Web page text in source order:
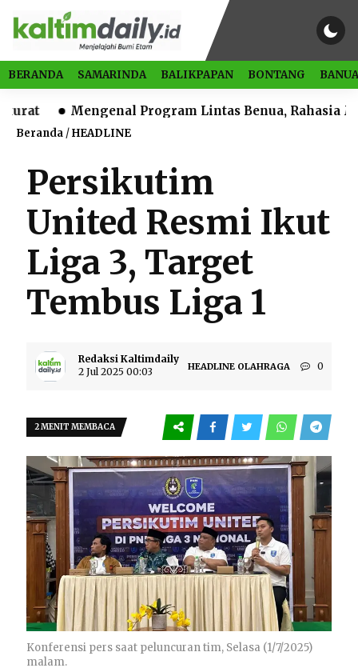
BERANDA SAMARINDA BALIKPAPAN BONTANG
Mengenal Program Lintas Benua, Rahasia Melek
Beranda /HEADLINE
Persikutim
United Resmi Ikut
Liga 3, Target
Tembus Liga 1
Redaksi Kaltimdaily
2 Jul 2025 00:03
HEADLINE OLAHRAGA 0
2 MENIT MEMBACA
Konferensi pers saat peluncuran tim, Selasa (1/7/2025)
malam.